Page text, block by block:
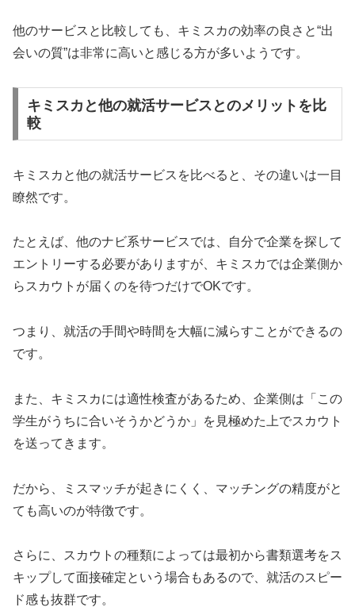
他のサービスと比較しても、キミスカの効率の良さと“出
会いの質”は非常に高いと感じる方が多いようです。
キミスカと他の就活サービスとのメリットを比
較
キミスカと他の就活サービスを比べると、その違いは一目
瞭然です。
たとえば、他のナビ系サービスでは、自分で企業を探して
エントリーする必要がありますが、キミスカでは企業側か
らスカウトが届くのを待つだけでOKです。
つまり、就活の手間や時間を大幅に減らすことができるの
です。
また、キミスカには適性検査があるため、企業側は「この
学生がうちに合いそうかどうか」を見極めた上でスカウト
を送ってきます。
だから、ミスマッチが起きにくく、マッチングの精度がと
ても高いのが特徴です。
さらに、スカウトの種類によっては最初から書類選考をス
キップして面接確定という場合もあるので、就活のスピー
ド感も抜群です。